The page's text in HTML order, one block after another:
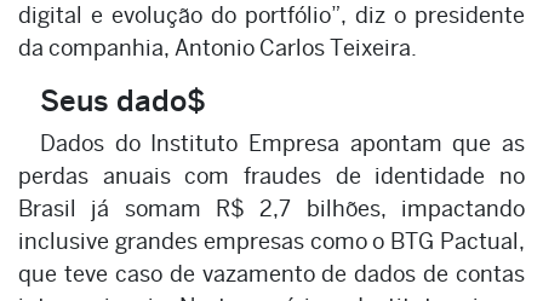
digital e evolução do portfólio”, diz o presidente
da companhia, Antonio Carlos Teixeira.
Seus dado$
Dados do Instituto Empresa apontam que as
perdas anuais com fraudes de identidade no
Brasil já somam R$ 2,7 bilhões, impactando
inclusive grandes empresas como o BTG Pactual,
que teve caso de vazamento de dados de contas